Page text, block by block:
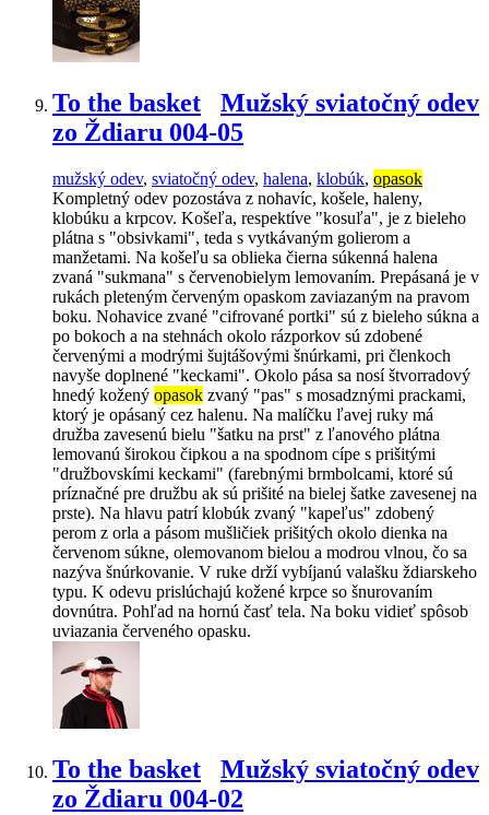
To the basket
Mužský sviatočný odev
zo Ždiaru 004-05
mužský odev, sviatočný odev, halena, klobúk, opasok
Kompletný odev pozostáva z nohavíc, košele, haleny,
klobúku a krpcov. Košeľa, respektíve "kosuľa", je z bieleho
plátna s "obsivkami", teda s vytkávaným golierom a
manžetami. Na košeľu sa oblieka čierna súkenná halena
zvaná "sukmana" s červenobielym lemovaním. Prepásaná je v
rukách pleteným červeným opaskom zaviazaným na pravom
boku. Nohavice zvané "cifrované portki" sú z bieleho súkna a
po bokoch a na stehnách okolo rázporkov sú zdobené
červenými a modrými šujtášovými šnúrkami, pri členkoch
navyše doplnené "keckami". Okolo pása sa nosí štvorradový
hnedý kožený opasok zvaný "pas" s mosadznými prackami,
ktorý je opásaný cez halenu. Na malíčku ľavej ruky má
družba zavesenú bielu "šatku na prst" z ľanového plátna
lemovanú širokou čipkou a na spodnom cípe s prišitými
"družbovskími keckami" (farebnými brmbolcami, ktoré sú
príznačné pre družbu ak sú prišité na bielej šatke zavesenej na
prste). Na hlavu patrí klobúk zvaný "kapeľus" zdobený
perom z orla a pásom mušličiek prišitých okolo dienka na
červenom súkne, olemovanom bielou a modrou vlnou, čo sa
nazýva šnúrkovanie. V ruke drží vybíjanú valašku ždiarskeho
typu. K odevu prislúchajú kožené krpce so šnurovaním
dovnútra. Pohľad na hornú časť tela. Na boku vidieť spôsob
uviazania červeného opasku.
To the basket
Mužský sviatočný odev
zo Ždiaru 004-02